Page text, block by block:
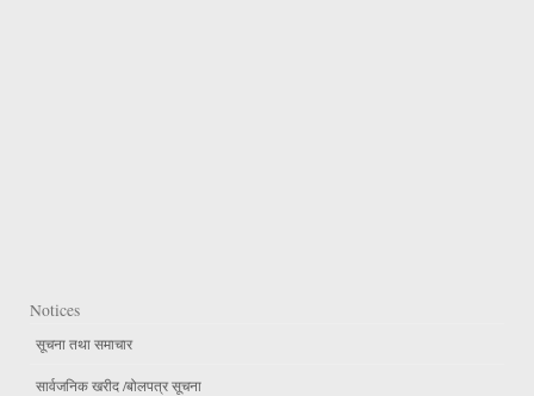
Notices
सूचना तथा समाचार
सार्वजनिक खरीद /बोलपत्र सूचना